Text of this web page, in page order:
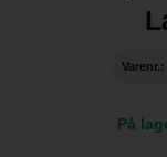
Varenr.:
På